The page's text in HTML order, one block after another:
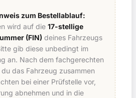
zum Bestellablauf:
wird auf die 17-stellige
(FIN) deines Fahrzeugs
gib diese unbedingt im
an. Nach dem fachgerechten
das Fahrzeug zusammen
bei einer Prüfstelle vor,
abnehmen und in die